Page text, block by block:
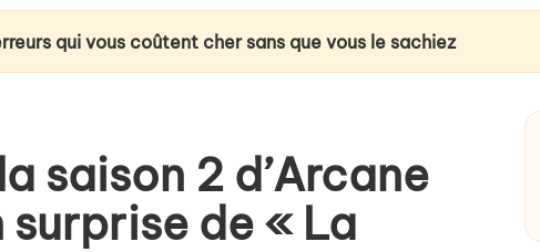
qui vous coûtent cher sans que vous le sachiez
du livret A : ce qu’il faut savoir
VR Meta Quest 3 au-delà du jeu vidéo
saison 2 d’Arcane
de « La